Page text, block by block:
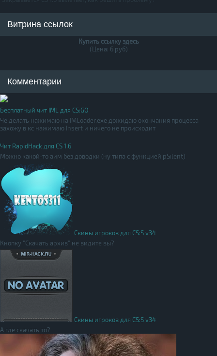
Витрина ссылок
Купить ссылку здесь
(Цена: 6 руб)
Комментарии
Бесплатный чит IML для CS:GO
Чё делать нажимаю на IMLoader.exe дожидаю окончания процесса
захожу в кс нажимаю Insert и ничего не происходит
Чит RapidHack для CS 1.6
Можно какой-то аим без доводки (ну типа с функцией pSilent)
Скины игроков для CS:S v34
Кнопку "Скачать архив" не видите вы?
Скины игроков для CS:S v34
А где скачать то?